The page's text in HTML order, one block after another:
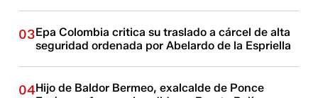
03Epa Colombia critica su traslado a cárcel de alta
seguridad ordenada por Abelardo de la Espriella
04Hijo de Baldor Bermeo, exalcalde de Ponce